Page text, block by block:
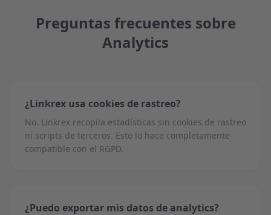
Preguntas frecuentes sobre
Analytics
¿Linkrex usa cookies de rastreo?
No. Linkrex recopila estadísticas sin cookies de rastreo
ni scripts de terceros. Esto lo hace completamente
compatible con el RGPD.
¿Puedo exportar mis datos de analytics?